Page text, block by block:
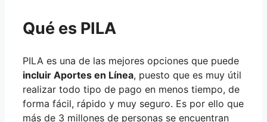
Qué es PILA
PILA es una de las mejores opciones que puede
incluir Aportes en Línea, puesto que es muy útil
realizar todo tipo de pago en menos tiempo, de
forma fácil, rápido y muy seguro. Es por ello que
más de 3 millones de personas se encuentran